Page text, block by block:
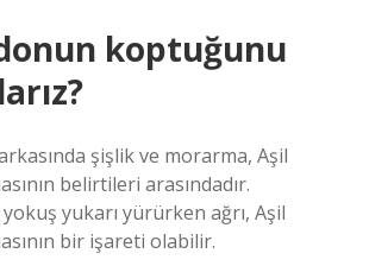
koptuğunu
şişlik ve morarma, Aşil
belirtileri arasındadır.
yukarı yürürken ağrı, Aşil
bir işareti olabilir.